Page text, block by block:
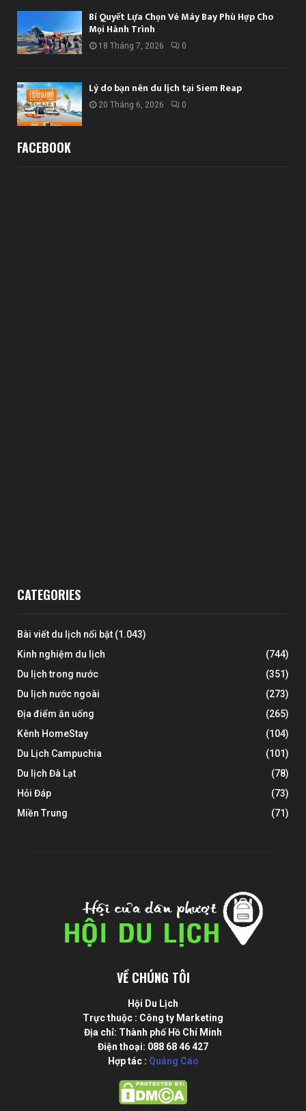
Bí Quyết Lựa Chọn Vé Máy Bay Phù Hợp Cho
Mọi Hành Trình
18 Tháng 7, 2026 0
Lý do bạn nên du lịch tại Siem Reap
20 Tháng 6, 2026 0
FACEBOOK
CATEGORIES
Bài viết du lịch nổi bật (1.043)
Kinh nghiệm du lịch
(744)
Du lịch trong nước
(351)
Du lịch nước ngoài
(273)
Địa điểm ăn uống
(265)
Kênh HomeStay
(104)
Du Lịch Campuchia
(101)
Du lịch Đà Lạt
(78)
Hỏi Đáp
(73)
Miền Trung
(71)
VỀ CHÚNG TÔI
Hội Du Lịch
Trực thuộc : Công ty Marketing
Địa chỉ: Thành phố Hồ Chí Minh
Điện thoại: 088 68 46 427
Hợp tác : Quảng Cáo